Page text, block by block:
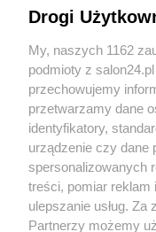
Sport
Społeczeństwo
Kultura
X
Drogi
My, naszych 1162
podmioty z
przechowujemy
przetwarzamy dane
identyfikatory,
urządzenie czy dane
spersonalizowanych
treści, pomiar reklam
ulepszanie usług.
Partnerzy możemy